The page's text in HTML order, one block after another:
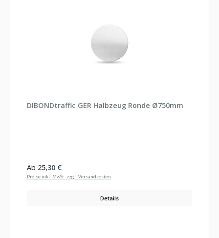
DIBONDtraffic GER Halbzeug Ronde Ø750mm
Regulärer Preis:
Ab 25,30 €
Preise inkl. MwSt. zzgl. Versandkosten
Details